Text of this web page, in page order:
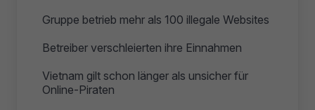
Gruppe betrieb mehr als 100 illegale Websites
Betreiber verschleierten ihre Einnahmen
Vietnam gilt schon länger als unsicher für
Online-Piraten